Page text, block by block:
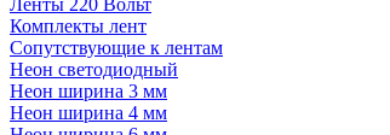
Ленты 220 Вольт
Комплекты лент
Сопутствующие к лентам
Неон светодиодный
Неон ширина 3 мм
Неон ширина 4 мм